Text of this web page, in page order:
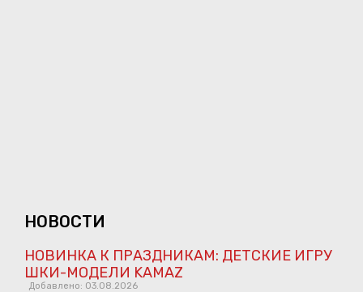
НОВОСТИ
НОВИНКА К ПРАЗДНИКАМ: ДЕТСКИЕ ИГРУ
ШКИ-МОДЕЛИ KAMAZ
Добавлено: 03.08.2026